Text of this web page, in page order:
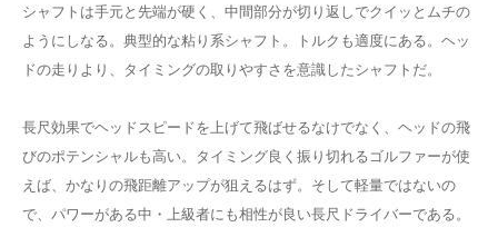
シャフトは手元と先端が硬く、中間部分が切り返しでクイッとムチの
ようにしなる。典型的な粘り系シャフト。トルクも適度にある。ヘッ
ドの走りより、タイミングの取りやすさを意識したシャフトだ。
長尺効果でヘッドスピードを上げて飛ばせるなけでなく、ヘッドの飛
びのポテンシャルも高い。タイミング良く振り切れるゴルファーが使
えば、かなりの飛距離アップが狙えるはず。そして軽量ではないの
で、パワーがある中・上級者にも相性が良い長尺ドライバーである。